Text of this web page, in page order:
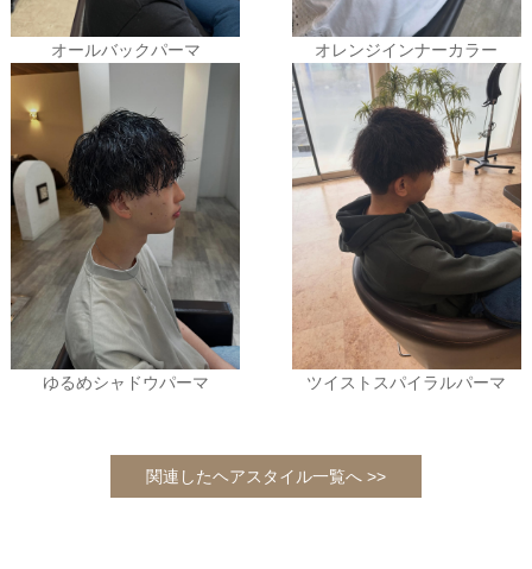
オールバックパーマ オレンジインナーカラー
ゆるめシャドウパーマ ツイストスパイラルパーマ
関連したヘアスタイル一覧へ >>